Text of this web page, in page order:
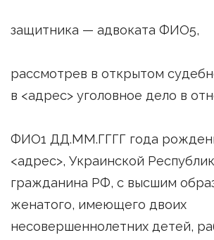
защитника — адвоката ФИО5,
рассмотрев в открытом
в <адрес> уголовное дело в
ФИО1 ДД.ММ.ГГГГ года
<адрес>, Украинской
гражданина РФ, с высшим
женатого, имеющего двоих
несовершеннолетних детей,